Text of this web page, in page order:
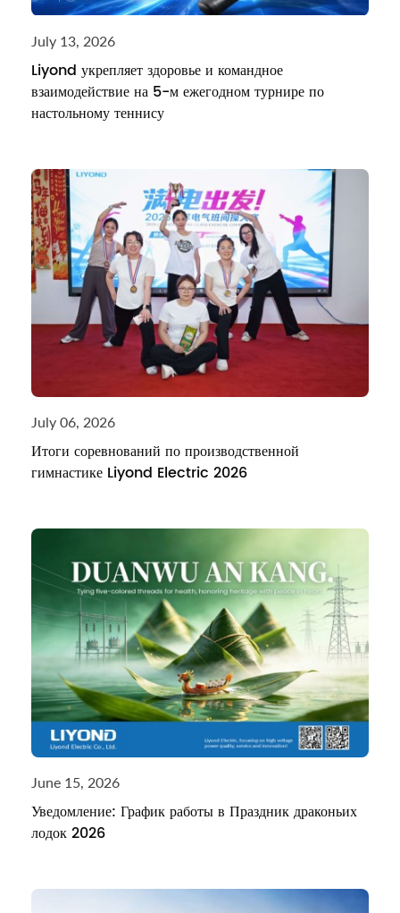
July 13, 2026
Liyond укрепляет здоровье и командное
взаимодействие на 5-м ежегодном турнире по
настольному теннису
July 06, 2026
Итоги соревнований по производственной
гимнастике Liyond Electric 2026
June 15, 2026
Уведомление: График работы в Праздник драконьих
лодок 2026